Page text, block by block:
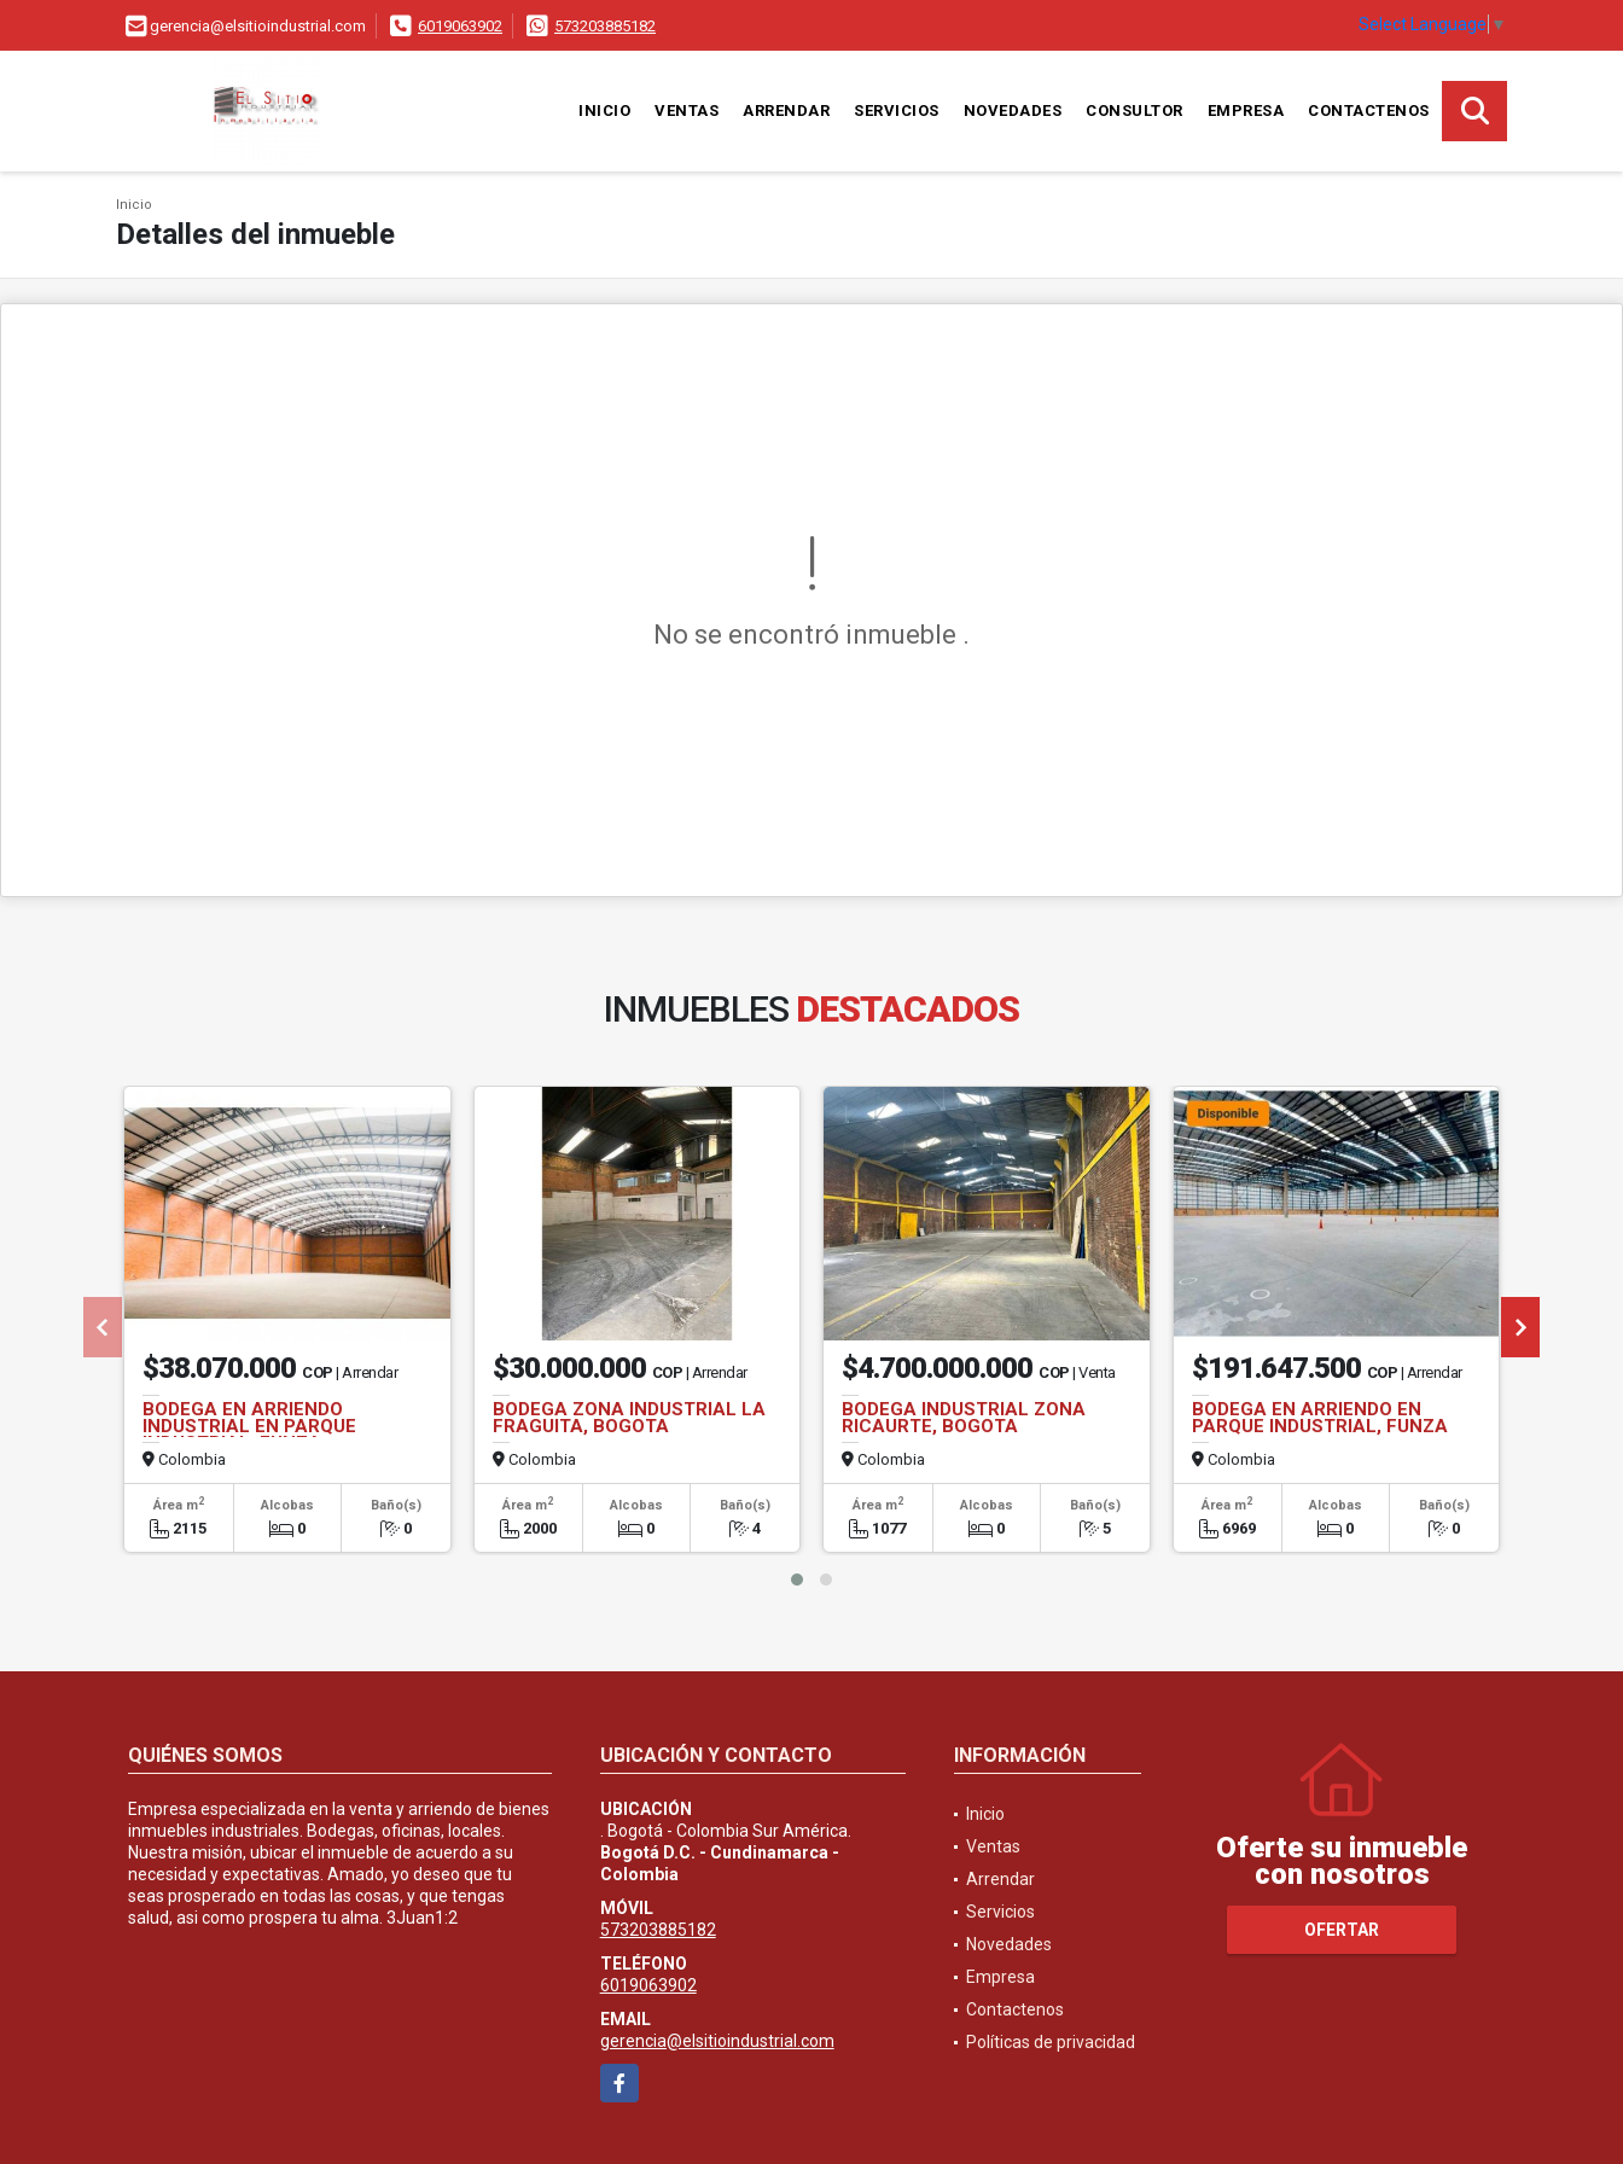
gerencia@elsitioindustrial.com 6019063902 573203885182 Select Language ▼
INICIO VENTAS ARRENDAR SERVICIOS NOVEDADES CONSULTOR EMPRESA CONTACTENOS
Inicio
Detalles del inmueble
No se encontró inmueble .
INMUEBLES DESTACADOS
$38.070.000 COP | Arrendar
BODEGA EN ARRIENDO
INDUSTRIAL EN PARQUE
INDUSTRIAL, FUNZA
Colombia
Área m2
2115
Alcobas
0
Baño(s)
0
$30.000.000 COP | Arrendar
BODEGA ZONA INDUSTRIAL LA
FRAGUITA, BOGOTA
Colombia
Área m2
2000
Alcobas
0
Baño(s)
4
$4.700.000.000 COP | Venta
BODEGA INDUSTRIAL ZONA
RICAURTE, BOGOTA
Colombia
Área m2
1077
Alcobas
0
Baño(s)
5
$191.647.500 COP | Arrendar
BODEGA EN ARRIENDO EN
PARQUE INDUSTRIAL, FUNZA
Colombia
Área m2
6969
Alcobas
0
Baño(s)
0
QUIÉNES SOMOS
Empresa especializada en la venta y arriendo de bienes
inmuebles industriales. Bodegas, oficinas, locales.
Nuestra misión, ubicar el inmueble de acuerdo a su
necesidad y expectativas. Amado, yo deseo que tu
seas prosperado en todas las cosas, y que tengas
salud, asi como prospera tu alma. 3Juan1:2
UBICACIÓN Y CONTACTO
UBICACIÓN
. Bogotá - Colombia Sur América.
Bogotá D.C. - Cundinamarca -
Colombia
MÓVIL
573203885182
TELÉFONO
6019063902
EMAIL
gerencia@elsitioindustrial.com
Facebook
INFORMACIÓN
Inicio
Ventas
Arrendar
Servicios
Novedades
Empresa
Contactenos
Políticas de privacidad
Oferte su inmueble
con nosotros
OFERTAR